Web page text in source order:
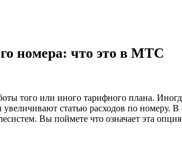
номера: что это в МТС
того или иного тарифного плана.
статью расходов по номеру.
Вы поймете что означает эта